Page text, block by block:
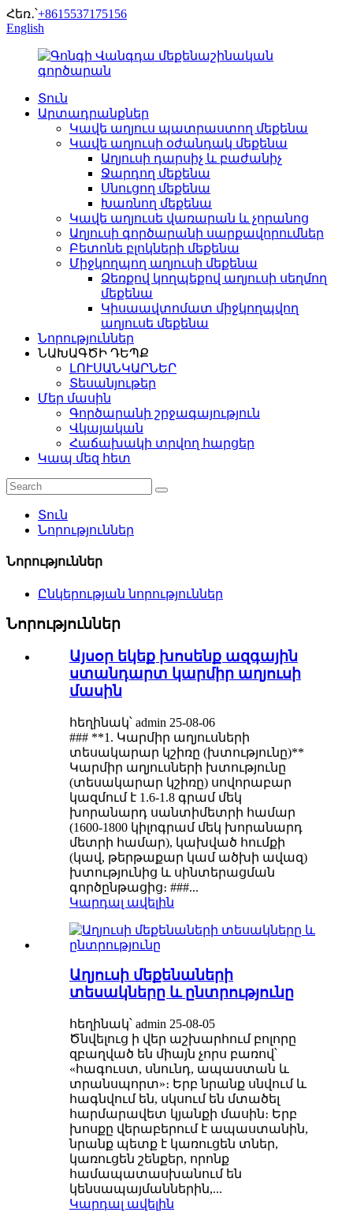
Հեռ․՝+8615537175156
English
Տուն
Արտադրանքներ
Կավե աղյուս պատրաստող մեքենա
Կավե աղյուսի օժանդակ մեքենա
Աղյուսի դարսիչ և բաժանիչ
Ջարդող մեքենա
Սնուցող մեքենա
Խառնող մեքենա
Կավե աղյուսե վառարան և չորանոց
Աղյուսի գործարանի սարքավորումներ
Բետոնե բլոկների մեքենա
Միջկողպող աղյուսի մեքենա
Ձեռքով կողպեքով աղյուսի սեղմող
մեքենա
Կիսաավտոմատ միջկողպվող
աղյուսե մեքենա
Նորություններ
ՆԱԽԱԳԾԻ ԴԵՊՔ
ԼՈՒՍԱՆԿԱՐՆԵՐ
Տեսանյութեր
Մեր մասին
Գործարանի շրջագայություն
Վկայական
Հաճախակի տրվող հարցեր
Կապ մեզ հետ
Տուն
Նորություններ
Նորություններ
Ընկերության նորություններ
Նորություններ
Այսօր եկեք խոսենք ազգային
ստանդարտ կարմիր աղյուսի
մասին
հեղինակ՝ admin 25-08-06
### **1. Կարմիր աղյուսների
տեսակարար կշիռը (խտությունը)**
Կարմիր աղյուսների խտությունը
(տեսակարար կշիռը) սովորաբար
կազմում է 1.6-1.8 գրամ մեկ
խորանարդ սանտիմետրի համար
(1600-1800 կիլոգրամ մեկ խորանարդ
մետրի համար), կախված հումքի
(կավ, թերթաքար կամ ածխի ավազ)
խտությունից և սինտերացման
գործընթացից։ ###...
Կարդալ ավելին
Աղյուսի մեքենաների
տեսակները և ընտրությունը
հեղինակ՝ admin 25-08-05
Ծնվելուց ի վեր աշխարհում բոլորը
զբաղված են միայն չորս բառով՝
«հագուստ, սնունդ, ապաստան և
տրանսպորտ»։ Երբ նրանք սնվում և
հագնվում են, սկսում են մտածել
հարմարավետ կյանքի մասին։ Երբ
խոսքը վերաբերում է ապաստանին,
նրանք պետք է կառուցեն տներ,
կառուցեն շենքեր, որոնք
համապատասխանում են
կենսապայմաններին,...
Կարդալ ավելին